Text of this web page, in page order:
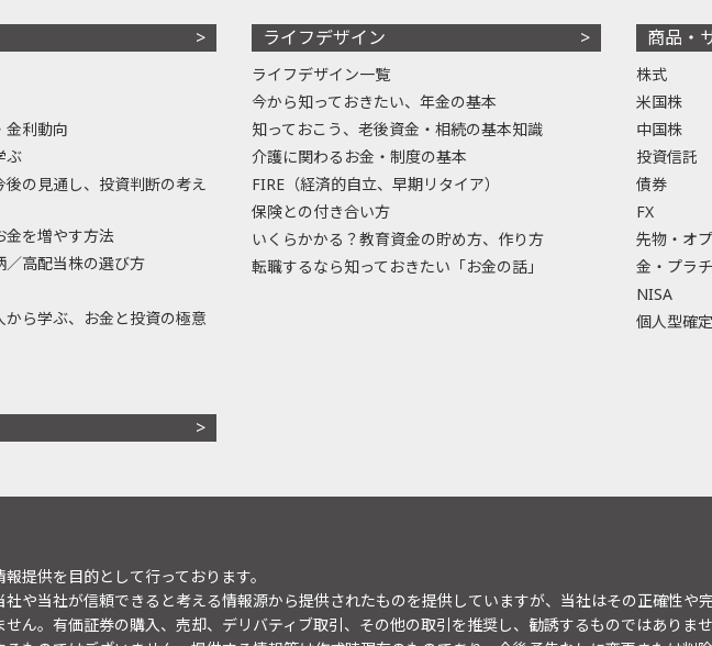
金利動向
ぶ
後の見通し、投資判断の考え
金を増やす方法
／高配当株の選び方
ら学ぶ、お金と投資の極意
ライフデザイン
ライフデザイン一覧
今から知っておきたい、年金の基本
知っておこう、老後資金・相続の基本知識
介護に関わるお金・制度の基本
FIRE（経済的自立、早期リタイア）
保険との付き合い方
いくらかかる？教育資金の貯め方、作り方
転職するなら知っておきたい「お金の話」
商品・
株式
米国株
中国株
投資信託
債券
FX
先物・オ
金・プラ
NISA
個人型確
提供を目的として行っております。
や当社が信頼できると考える情報源から提供されたものを提供していますが、当社はその正確性や
ん。有価証券の購入、売却、デリバティブ取引、その他の取引を推奨し、勧誘するものではありま